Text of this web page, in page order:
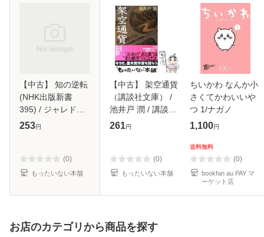
【中古】 知の逆転
(NHK出版新書
395) / ジャレド・
ダイアモンド ノー
ス マービン・ミン
スキー トム・
253円
(0)
もったいない本舗
【中古】 架空通貨
（講談社文庫） /
池井戸 潤 / 講談社
[文庫]【メール便送
261円
(0)
もったいない本舗
ちいかわ なんか小
さくてかわいいや
つ 1/ナガノ
1,100円
送料無料
(0)
bookfan au PAY マ
ーケット店
お店のカテゴリから商品を探す